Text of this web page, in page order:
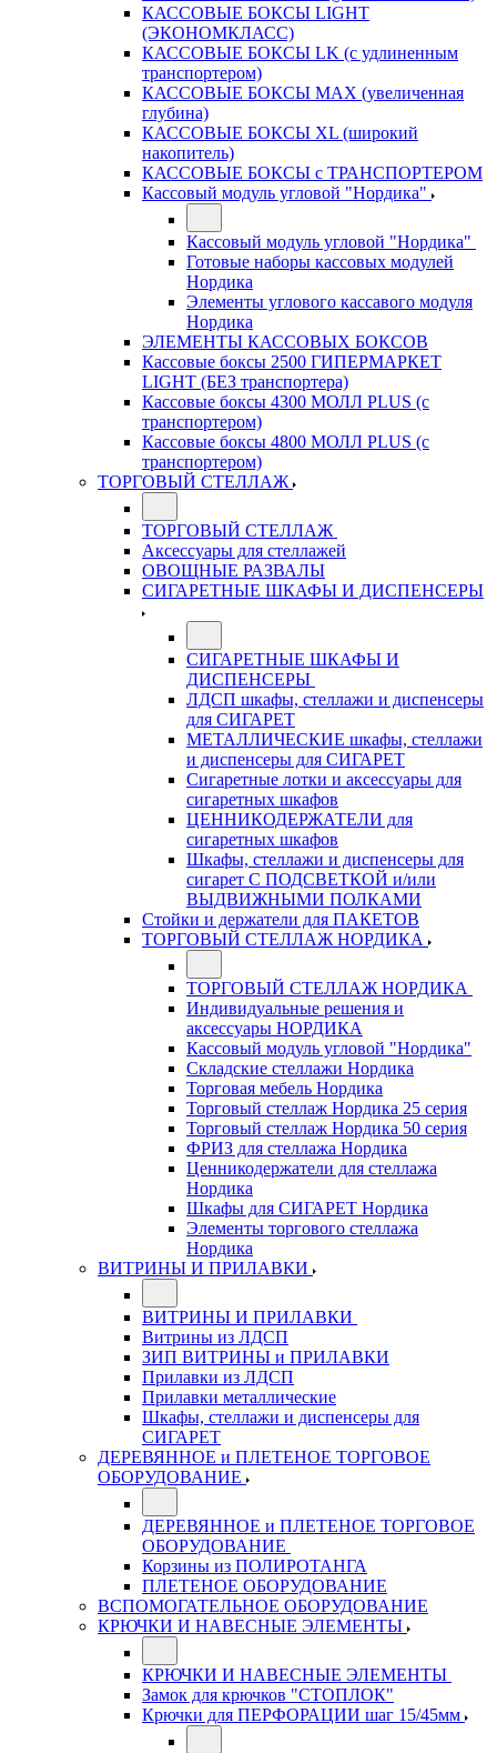
КАССОВЫЕ БОКСЫ LIGHT
(ЭКОНОМКЛАСС)
КАССОВЫЕ БОКСЫ LK (с удлиненным
транспортером)
КАССОВЫЕ БОКСЫ MAX (увеличенная
глубина)
КАССОВЫЕ БОКСЫ XL (широкий
накопитель)
КАССОВЫЕ БОКСЫ с ТРАНСПОРТЕРОМ
Кассовый модуль угловой "Нордика"
Кассовый модуль угловой "Нордика"
Готовые наборы кассовых модулей
Нордика
Элементы углового кассавого модуля
Нордика
ЭЛЕМЕНТЫ КАССОВЫХ БОКСОВ
Кассовые боксы 2500 ГИПЕРМАРКЕТ
LIGHT (БЕЗ транспортера)
Кассовые боксы 4300 МОЛЛ PLUS (с
транспортером)
Кассовые боксы 4800 МОЛЛ PLUS (с
транспортером)
ТОРГОВЫЙ СТЕЛЛАЖ
ТОРГОВЫЙ СТЕЛЛАЖ
Аксессуары для стеллажей
ОВОЩНЫЕ РАЗВАЛЫ
СИГАРЕТНЫЕ ШКАФЫ И ДИСПЕНСЕРЫ
СИГАРЕТНЫЕ ШКАФЫ И
ДИСПЕНСЕРЫ
ЛДСП шкафы, стеллажи и диспенсеры
для СИГАРЕТ
МЕТАЛЛИЧЕСКИЕ шкафы, стеллажи
и диспенсеры для СИГАРЕТ
Сигаретные лотки и аксессуары для
сигаретных шкафов
ЦЕННИКОДЕРЖАТЕЛИ для
сигаретных шкафов
Шкафы, стеллажи и диспенсеры для
сигарет С ПОДСВЕТКОЙ и/или
ВЫДВИЖНЫМИ ПОЛКАМИ
Стойки и держатели для ПАКЕТОВ
ТОРГОВЫЙ СТЕЛЛАЖ НОРДИКА
ТОРГОВЫЙ СТЕЛЛАЖ НОРДИКА
Индивидуальные решения и
аксессуары НОРДИКА
Кассовый модуль угловой "Нордика"
Складские стеллажи Нордика
Торговая мебель Нордика
Торговый стеллаж Нордика 25 серия
Торговый стеллаж Нордика 50 серия
ФРИЗ для стеллажа Нордика
Ценникодержатели для стеллажа
Нордика
Шкафы для СИГАРЕТ Нордика
Элементы торгового стеллажа
Нордика
ВИТРИНЫ И ПРИЛАВКИ
ВИТРИНЫ И ПРИЛАВКИ
Витрины из ЛДСП
ЗИП ВИТРИНЫ и ПРИЛАВКИ
Прилавки из ЛДСП
Прилавки металлические
Шкафы, стеллажи и диспенсеры для
СИГАРЕТ
ДЕРЕВЯННОЕ и ПЛЕТЕНОЕ ТОРГОВОЕ
ОБОРУДОВАНИЕ
ДЕРЕВЯННОЕ и ПЛЕТЕНОЕ ТОРГОВОЕ
ОБОРУДОВАНИЕ
Корзины из ПОЛИРОТАНГА
ПЛЕТЕНОЕ ОБОРУДОВАНИЕ
ВСПОМОГАТЕЛЬНОЕ ОБОРУДОВАНИЕ
КРЮЧКИ И НАВЕСНЫЕ ЭЛЕМЕНТЫ
КРЮЧКИ И НАВЕСНЫЕ ЭЛЕМЕНТЫ
Замок для крючков "СТОПЛОК"
Крючки для ПЕРФОРАЦИИ шаг 15/45мм